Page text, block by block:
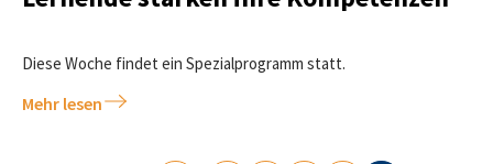
Diese Woche findet ein Spezialprogramm statt.
Mehr lesen